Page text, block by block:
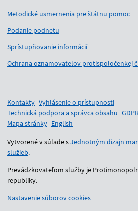
Metodické usmernenia pre štátnu pomoc
Podanie podnetu
Sprístupňovanie informácií
Ochrana oznamovateľov protispoločenkej
Pomocné odkazy
Kontakty Vyhlásenie o prístupnosti
Technická podpora a správca obsahu GDPR
Mapa stránky English
Vytvorené v súlade sJednotným dizajn
služieb.
Prevádzkovateľom služby je
republiky.
Nastavenie súborov cookies